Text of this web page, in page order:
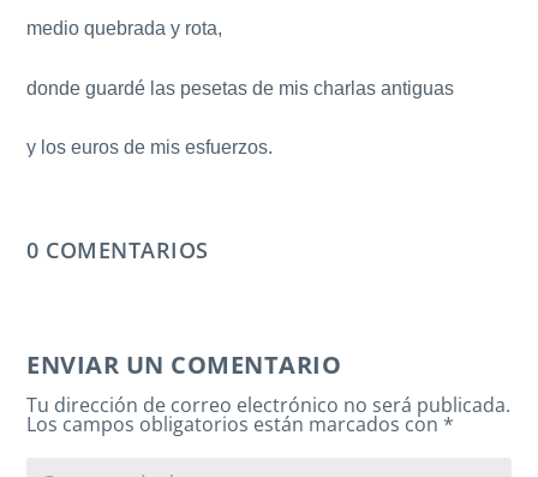
medio quebrada y rota,
donde guardé las pesetas de mis charlas antiguas
y los euros de mis esfuerzos.
0 COMENTARIOS
ENVIAR UN COMENTARIO
Tu dirección de correo electrónico no será publicada.
Los campos obligatorios están marcados con*